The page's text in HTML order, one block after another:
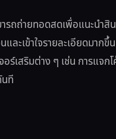
รถถ่ายทอดสดเพื่อแนะนำ
ละเข้าใจรายละเอียดมาก
เสริมต่าง ๆ เช่น การแจก
ที